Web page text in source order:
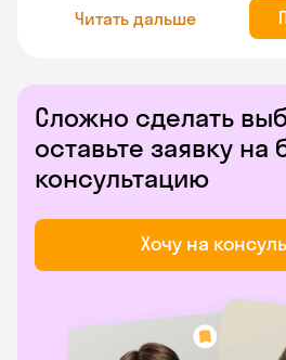
Читать дальше
Сложно сделать
оставьте заявку на
консультацию
Хочу на